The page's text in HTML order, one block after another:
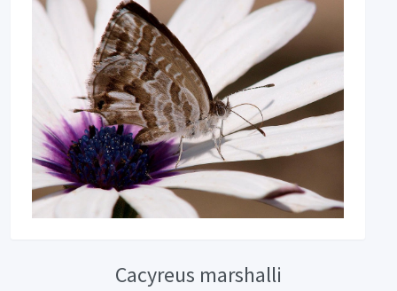
Cacyreus marshalli